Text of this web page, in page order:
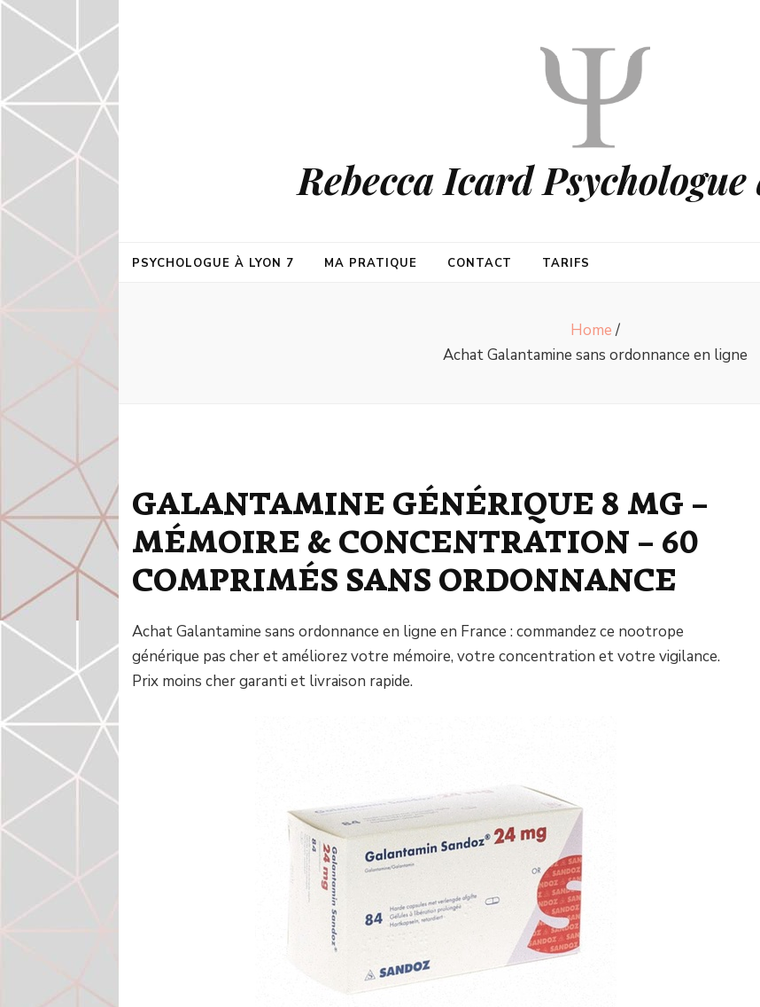
Rebecca Icard Psychologue
PSYCHOLOGUE À LYON 7 MA PRATIQUE CONTACT TARIFS
Home /
Achat Galantamine sans ordonnance en ligne
GALANTAMINE GÉNÉRIQUE 8 MG –
MÉMOIRE & CONCENTRATION – 60
COMPRIMÉS SANS ORDONNANCE
Achat Galantamine sans ordonnance en ligne en France : commandez ce nootrope
générique pas cher et améliorez votre mémoire, votre concentration et votre vigilance.
Prix moins cher garanti et livraison rapide.